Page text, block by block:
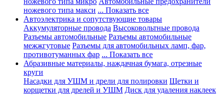
ножевого типа макси ... Показать все
Автоэлектрика и сопутствующие товары
Аккумуляторные провода Высоковольтные провода
Разъемы автомобильные Разъемы автомобильные
межжгутовые Разъемы для автомобильных ламп, фар,
противотуманных фар ... Показать все
Абразивные материалы, наждачная бумага, отрезные
круги
Насадки для УШМ и дрели для полировки Щетки и
корщетки для дрелей и УШМ Диск для удаления наклеек